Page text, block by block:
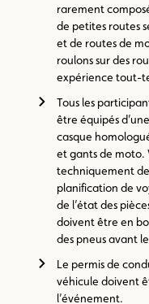
rarement
de petites routes
et de routes de
roulons sur des
expérience tout-
Tous les
être équipés
casque
et gants de
techniquement
planification de
de l’état des
doivent être en
des pneus avant
Le permis de
véhicule doivent
l’événement.